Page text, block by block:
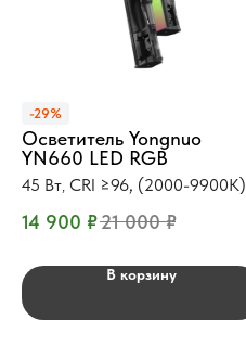
-29%
Осветитель Yongnuo
YN660 LED RGB
45 Вт, CRI ≥96, (2000-9900K)
14 900 ₽21 000 ₽
В корзину